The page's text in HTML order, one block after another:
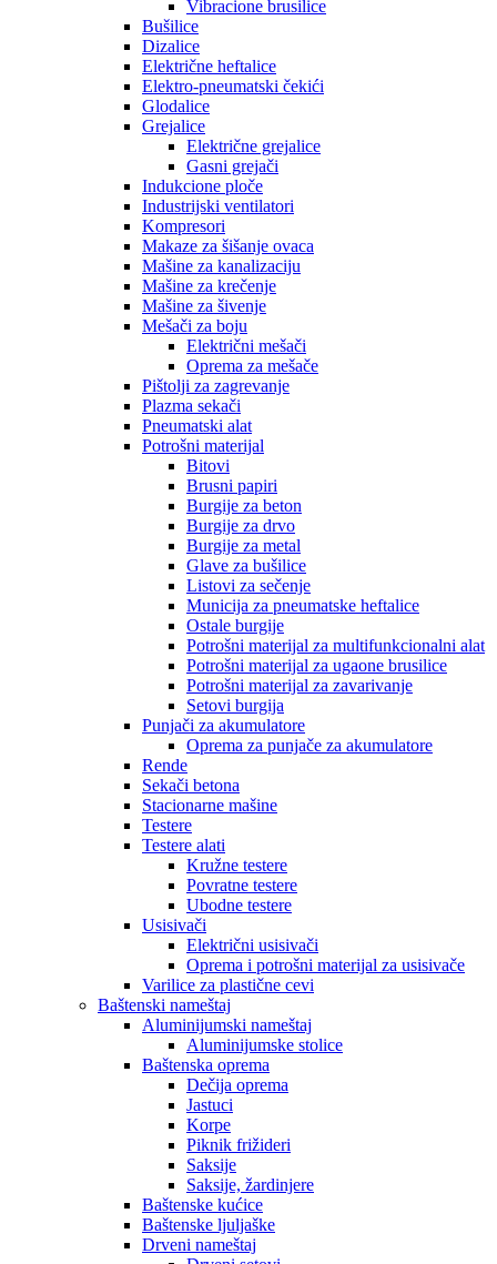
Vibracione brusilice
Bušilice
Dizalice
Električne heftalice
Elektro-pneumatski čekići
Glodalice
Grejalice
Električne grejalice
Gasni grejači
Indukcione ploče
Industrijski ventilatori
Kompresori
Makaze za šišanje ovaca
Mašine za kanalizaciju
Mašine za krečenje
Mašine za šivenje
Mešači za boju
Električni mešači
Oprema za mešače
Pištolji za zagrevanje
Plazma sekači
Pneumatski alat
Potrošni materijal
Bitovi
Brusni papiri
Burgije za beton
Burgije za drvo
Burgije za metal
Glave za bušilice
Listovi za sečenje
Municija za pneumatske heftalice
Ostale burgije
Potrošni materijal za multifunkcionalni alat
Potrošni materijal za ugaone brusilice
Potrošni materijal za zavarivanje
Setovi burgija
Punjači za akumulatore
Oprema za punjače za akumulatore
Rende
Sekači betona
Stacionarne mašine
Testere
Testere alati
Kružne testere
Povratne testere
Ubodne testere
Usisivači
Električni usisivači
Oprema i potrošni materijal za usisivače
Varilice za plastične cevi
Baštenski nameštaj
Aluminijumski nameštaj
Aluminijumske stolice
Baštenska oprema
Dečija oprema
Jastuci
Korpe
Piknik frižideri
Saksije
Saksije, žardinjere
Baštenske kućice
Baštenske ljuljaške
Drveni nameštaj